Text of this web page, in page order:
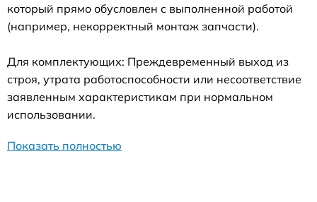
который прямо обусловлен с выполненной работой
(например, некорректный монтаж запчасти).
Для комплектующих: Преждевременный выход из
строя, утрата работоспособности или несоответствие
заявленным характеристикам при нормальном
использовании.
Показать полностью